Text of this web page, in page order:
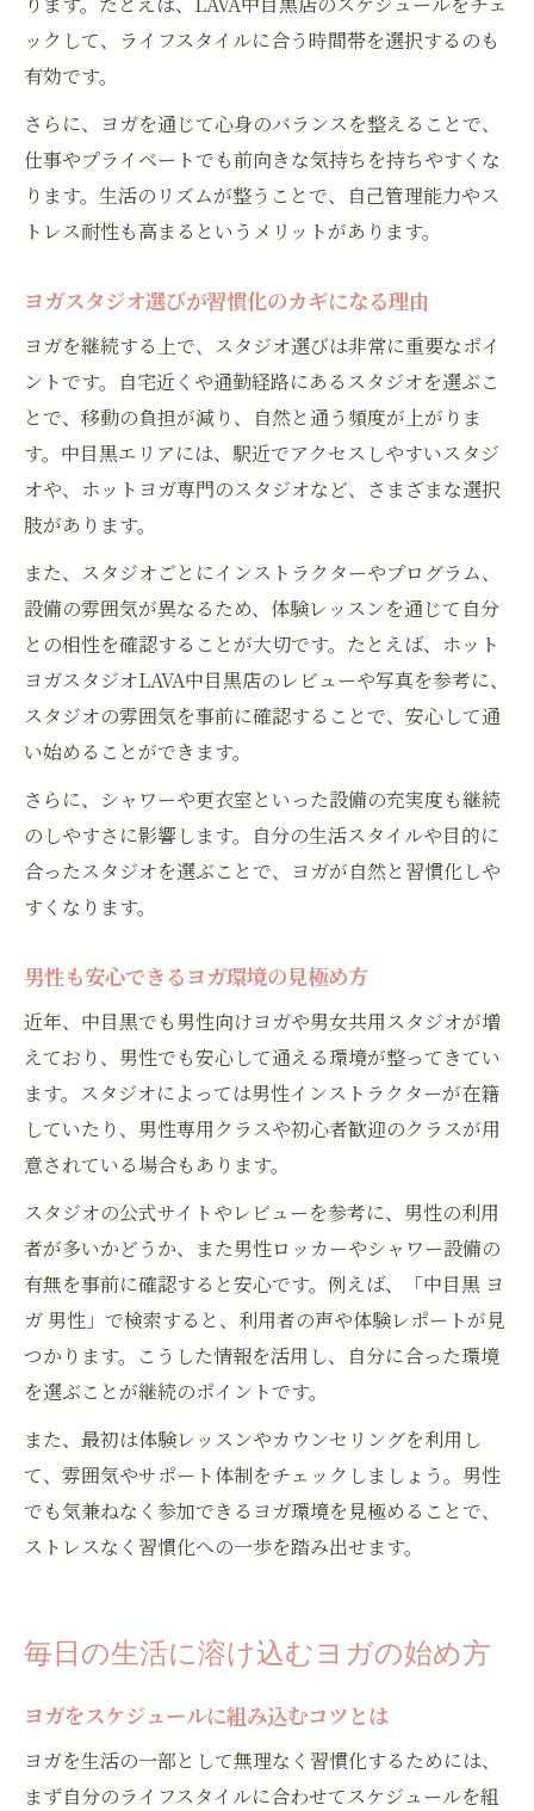
ックして、ライフスタイルに合う時間帯を選択するのも
有効です。
さらに、ヨガを通じて心身のバランスを整えることで、
仕事やプライベートでも前向きな気持ちを持ちやすくな
ります。生活のリズムが整うことで、自己管理能力やス
トレス耐性も高まるというメリットがあります。
ヨガスタジオ選びが習慣化のカギになる理由
ヨガを継続する上で、スタジオ選びは非常に重要なポイ
ントです。自宅近くや通勤経路にあるスタジオを選ぶこ
とで、移動の負担が減り、自然と通う頻度が上がりま
す。中目黒エリアには、駅近でアクセスしやすいスタジ
オや、ホットヨガ専門のスタジオなど、さまざまな選択
肢があります。
また、スタジオごとにインストラクターやプログラム、
設備の雰囲気が異なるため、体験レッスンを通じて自分
との相性を確認することが大切です。たとえば、ホット
ヨガスタジオLAVA中目黒店のレビューや写真を参考に、
スタジオの雰囲気を事前に確認することで、安心して通
い始めることができます。
さらに、シャワーや更衣室といった設備の充実度も継続
のしやすさに影響します。自分の生活スタイルや目的に
合ったスタジオを選ぶことで、ヨガが自然と習慣化しや
すくなります。
男性も安心できるヨガ環境の見極め方
近年、中目黒でも男性向けヨガや男女共用スタジオが増
えており、男性でも安心して通える環境が整ってきてい
ます。スタジオによっては男性インストラクターが在籍
していたり、男性専用クラスや初心者歓迎のクラスが用
意されている場合もあります。
スタジオの公式サイトやレビューを参考に、男性の利用
者が多いかどうか、また男性ロッカーやシャワー設備の
有無を事前に確認すると安心です。例えば、「中目黒 ヨ
ガ 男性」で検索すると、利用者の声や体験レポートが見
つかります。こうした情報を活用し、自分に合った環境
を選ぶことが継続のポイントです。
また、最初は体験レッスンやカウンセリングを利用し
て、雰囲気やサポート体制をチェックしましょう。男性
でも気兼ねなく参加できるヨガ環境を見極めることで、
ストレスなく習慣化への一歩を踏み出せます。
毎日の生活に溶け込むヨガの始め方
ヨガをスケジュールに組み込むコツとは
ヨガを生活の一部として無理なく習慣化するためには、
まず自分のライフスタイルに合わせてスケジュールを組